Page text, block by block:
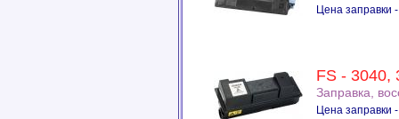
Цена заправки
FS - 3040,
Заправка,
Цена заправки